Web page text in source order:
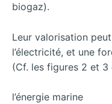
biogaz).
Leur valorisation
l’électricité, et une
(Cf. les figures 2 et
l’énergie marine